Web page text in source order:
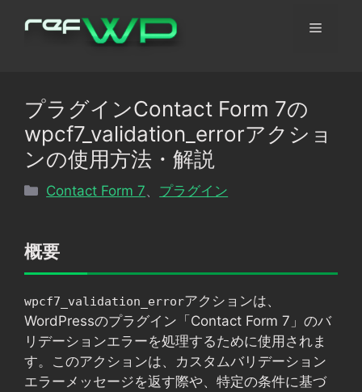
メ
プラグインContact Form 7の
wpcf7_validation_errorアクショ
ンの使用方法・解説
カ
リ
Contact Form 7 プラグイン
概要
wpcf7_validation_errorアクションは、
WordPressのプラグイン「Contact Form 7」のバ
リデーションエラーを処理するために使用されま
す。このアクションは、カスタムバリデーション
エラーメッセージを返す際や、特定の条件に基づ